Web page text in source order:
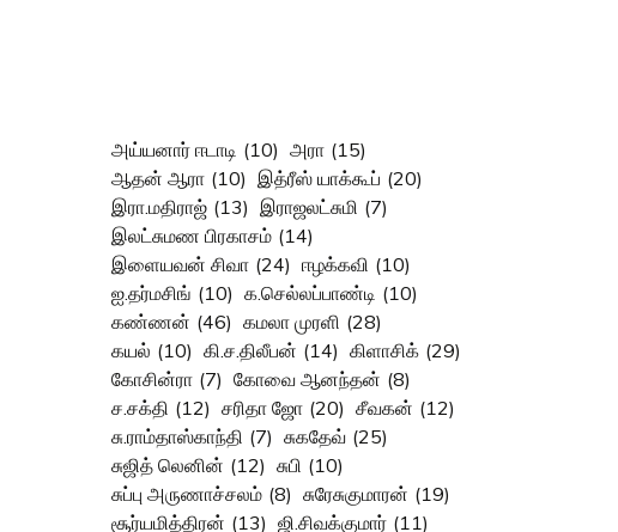
அய்யனார் ஈடாடி (10) அரா (15)
ஆதன் ஆரா (10) இத்ரீஸ் யாக்கூப் (20)
இரா.மதிராஜ் (13) இராஜலட்சுமி (7)
இலட்சுமண பிரகாசம் (14)
இளையவன் சிவா (24) ஈழக்கவி (10)
ஐ.தர்மசிங் (10) க.செல்லப்பாண்டி (10)
கண்ணன் (46) கமலா முரளி (28)
கயல் (10) கி.ச.திலீபன் (14) கிளாசிக் (29)
கோசின்ரா (7) கோவை ஆனந்தன் (8)
ச.சக்தி (12) சரிதா ஜோ (20) சீவகன் (12)
சு.ராம்தாஸ்காந்தி (7) சுகதேவ் (25)
சுஜித் லெனின் (12) சுபி (10)
சுப்பு அருணாச்சலம் (8) சுரேசுகுமாரன் (19)
சூர்யமித்திரன் (13) ஜி.சிவக்குமார் (11)